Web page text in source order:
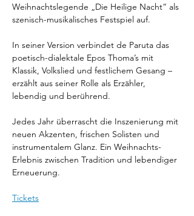
Weihnachtslegende „Die Heilige Nacht“ als
szenisch-musikalisches Festspiel auf.
In seiner Version verbindet de Paruta das
poetisch-dialektale Epos Thoma’s mit
Klassik, Volkslied und festlichem Gesang –
erzählt aus seiner Rolle als Erzähler,
lebendig und berührend.
Jedes Jahr überrascht die Inszenierung mit
neuen Akzenten, frischen Solisten und
instrumentalem Glanz. Ein Weihnachts-
Erlebnis zwischen Tradition und lebendiger
Erneuerung.
Tickets